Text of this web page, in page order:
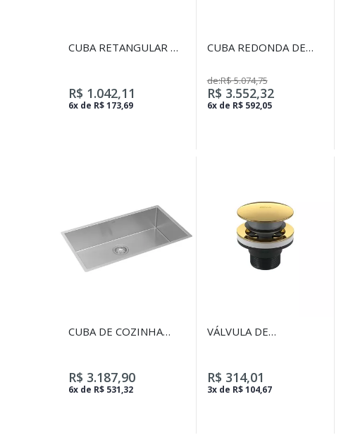
CUBA RETANGULAR DE
R$ 1.042,11
6x de R$ 173,69
CUBA REDONDA DE
de:R$ 5.074,75
R$ 3.552,32
6x de R$ 592,05
CUBA DE COZINHA
R$ 3.187,90
6x de R$ 531,32
VÁLVULA DE
CUBA E BIDÊ GOLD
R$ 314,01
3x de R$ 104,67